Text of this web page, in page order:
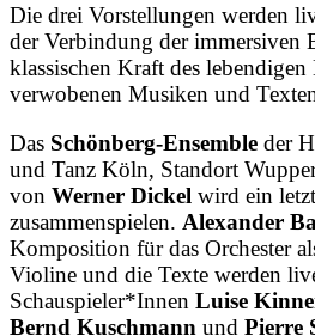
Die drei Vorstellungen werden
der Verbindung der immersiven
klassischen Kraft des
verwobenen Musiken und
Das Schönberg-Ensemble der
und Tanz Köln, Standort
von Werner Dickel wird ein
zusammenspielen. Alexander
Komposition für das Orchester
Violine und die Texte werden
Schauspieler*Innen Luise
Bernd Kuschmann und Pierre